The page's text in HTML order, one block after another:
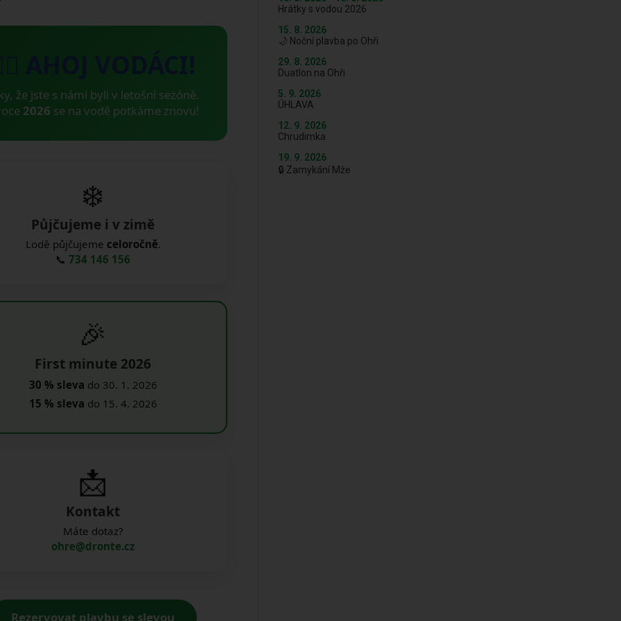
že jste s námi byli v letošní sezóně.
2026 se na vodě potkáme znovu!
❄️
Půjčujeme i v zimě
Lodě půjčujeme celoročně.
📞734 146 156
🎉
First minute 2026
30 % sleva do 30. 1. 2026
15 % sleva do 15. 4. 2026
📩
Kontakt
Máte dotaz?
ohre@dronte.cz
Rezervovat plavbu se slevou
Hrátky s vodou 2026
15. 8. 2026
🌙 Noční plavba po Ohři
29. 8. 2026
Duatlon na Ohři
5. 9. 2026
ÚHLAVA
12. 9. 2026
Chrudimka
19. 9. 2026
🔒 Zamykání Mže